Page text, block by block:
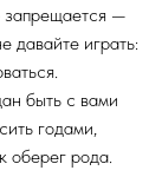
запрещается —
давайте играть:
быть с вами
годами,
оберег рода.